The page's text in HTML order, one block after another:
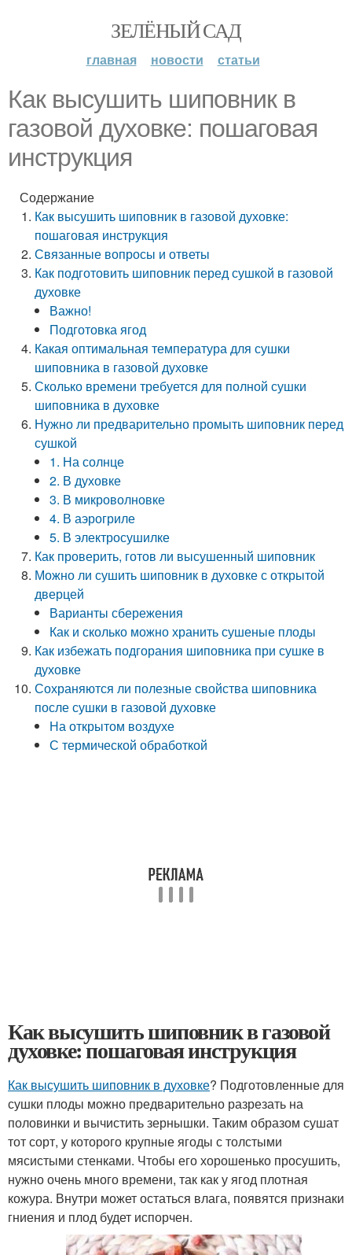
ЗЕЛЁНЫЙ САД
главная новости статьи
Как высушить шиповник в
газовой духовке: пошаговая
инструкция
Содержание
Как высушить шиповник в газовой духовке:
пошаговая инструкция
Связанные вопросы и ответы
Как подготовить шиповник перед сушкой в газовой
духовке
Важно!
Подготовка ягод
Какая оптимальная температура для сушки
шиповника в газовой духовке
Сколько времени требуется для полной сушки
шиповника в духовке
Нужно ли предварительно промыть шиповник перед
сушкой
1. На солнце
2. В духовке
3. В микроволновке
4. В аэрогриле
5. В электросушилке
Как проверить, готов ли высушенный шиповник
Можно ли сушить шиповник в духовке с открытой
дверцей
Варианты сбережения
Как и сколько можно хранить сушеные плоды
Как избежать подгорания шиповника при сушке в
духовке
Сохраняются ли полезные свойства шиповника
после сушки в газовой духовке
На открытом воздухе
С термической обработкой
Как высушить шиповник в газовой
духовке: пошаговая инструкция
Как высушить шиповник в духовке? Подготовленные для
сушки плоды можно предварительно разрезать на
половинки и вычистить зернышки. Таким образом сушат
тот сорт, у которого крупные ягоды с толстыми
мясистыми стенками. Чтобы его хорошенько просушить,
нужно очень много времени, так как у ягод плотная
кожура. Внутри может остаться влага, появятся признаки
гниения и плод будет испорчен.